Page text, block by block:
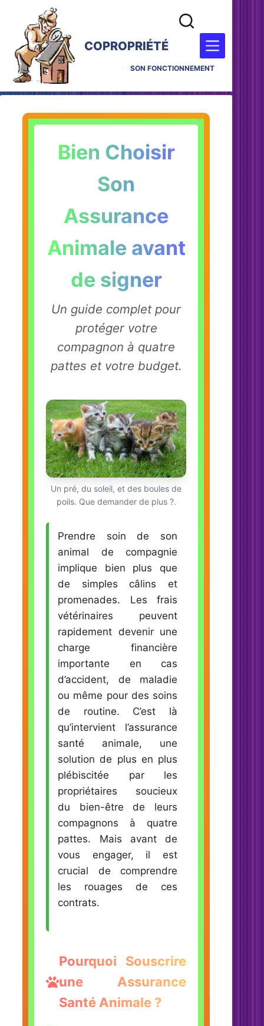
COPROPRIÉTÉ
SON FONCTIONNEMENT
Bien Choisir
Son
Assurance
Animale avant
de signer
Un guide complet pour
protéger votre
compagnon à quatre
pattes et votre budget.
Un pré, du soleil, et des boules de
poils. Que demander de plus ?.
Prendre soin de son
animal de compagnie
implique bien plus que
de simples câlins et
promenades. Les frais
vétérinaires peuvent
rapidement devenir une
charge financière
importante en cas
d’accident, de maladie
ou même pour des soins
de routine. C’est là
qu’intervient l’assurance
santé animale, une
solution de plus en plus
plébiscitée par les
propriétaires soucieux
du bien-être de leurs
compagnons à quatre
pattes. Mais avant de
vous engager, il est
crucial de comprendre
les rouages de ces
contrats.
Pourquoi Souscrire
une Assurance
Santé Animale ?